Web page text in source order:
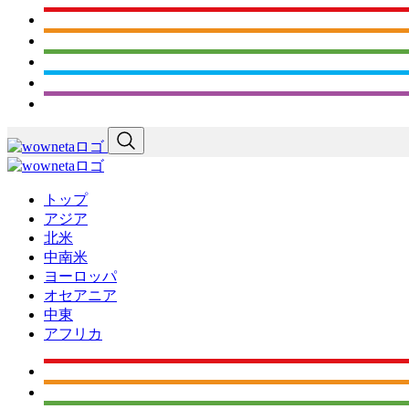
トップ
アジア
北米
中南米
ヨーロッパ
オセアニア
中東
アフリカ